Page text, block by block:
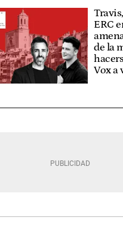
ERC
de la
Vox a